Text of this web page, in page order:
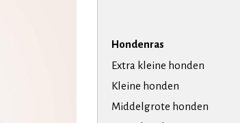
Hondenras
Extra kleine honden
Kleine honden
Middelgrote honden